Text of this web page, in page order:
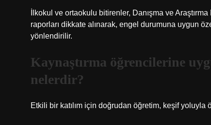
İlkokul ve ortaokulu bitirenler, Danışma ve
raporları dikkate alınarak, engel durumuna uygun
yönlendirilir.
Kaynaştırma öğrencilerine
nelerdir?
Etkili bir katılım için doğrudan öğretim, keşif